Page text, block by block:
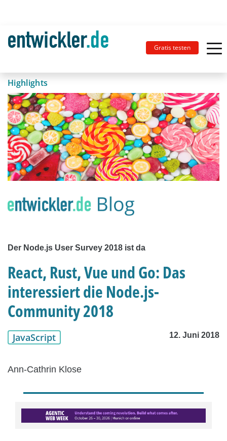
Gratis testen
Highlights
Der Node.js User Survey 2018 ist da
React, Rust, Vue und Go: Das
interessiert die Node.js-
Community 2018
JavaScript 12. Juni 2018
Ann-Cathrin Klose